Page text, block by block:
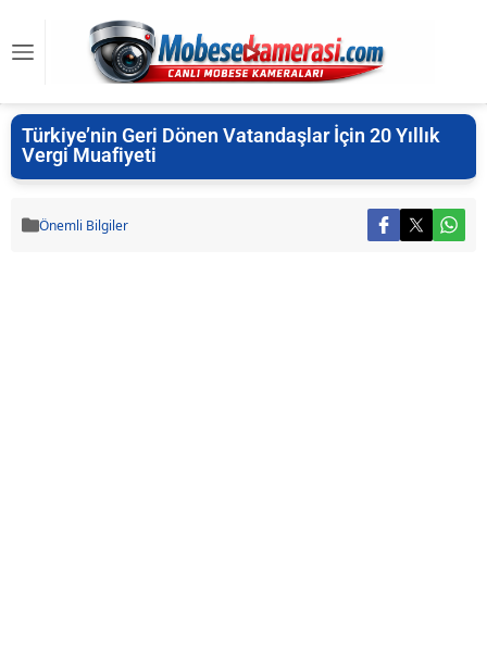
Türkiye’nin Geri Dönen Vatandaşlar İçin 20 Yıllık
Vergi Muafiyeti
Önemli Bilgiler